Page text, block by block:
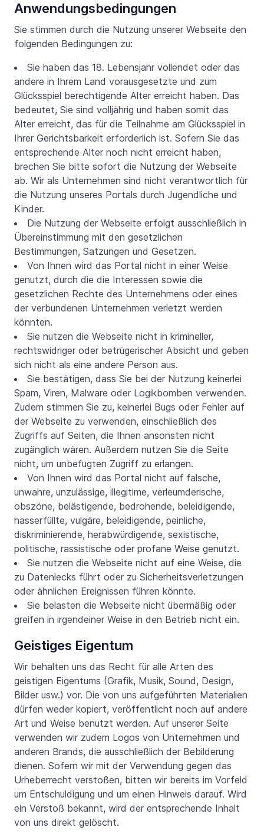
Anwendungsbedingungen
Sie stimmen durch die Nutzung unserer Webseite den
folgenden Bedingungen zu:
Sie haben das 18. Lebensjahr vollendet oder das
andere in Ihrem Land vorausgesetzte und zum
Glücksspiel berechtigende Alter erreicht haben. Das
bedeutet, Sie sind volljährig und haben somit das
Alter erreicht, das für die Teilnahme am Glücksspiel in
Ihrer Gerichtsbarkeit erforderlich ist. Sofern Sie das
entsprechende Alter noch nicht erreicht haben,
brechen Sie bitte sofort die Nutzung der Webseite
ab. Wir als Unternehmen sind nicht verantwortlich für
die Nutzung unseres Portals durch Jugendliche und
Kinder.
Die Nutzung der Webseite erfolgt ausschließlich in
Übereinstimmung mit den gesetzlichen
Bestimmungen, Satzungen und Gesetzen.
Von Ihnen wird das Portal nicht in einer Weise
genutzt, durch die die Interessen sowie die
gesetzlichen Rechte des Unternehmens oder eines
der verbundenen Unternehmen verletzt werden
könnten.
Sie nutzen die Webseite nicht in krimineller,
rechtswidriger oder betrügerischer Absicht und geben
sich nicht als eine andere Person aus.
Sie bestätigen, dass Sie bei der Nutzung keinerlei
Spam, Viren, Malware oder Logikbomben verwenden.
Zudem stimmen Sie zu, keinerlei Bugs oder Fehler auf
der Webseite zu verwenden, einschließlich des
Zugriffs auf Seiten, die Ihnen ansonsten nicht
zugänglich wären. Außerdem nutzen Sie die Seite
nicht, um unbefugten Zugriff zu erlangen.
Von Ihnen wird das Portal nicht auf falsche,
unwahre, unzulässige, illegitime, verleumderische,
obszöne, belästigende, bedrohende, beleidigende,
hasserfüllte, vulgäre, beleidigende, peinliche,
diskriminierende, herabwürdigende, sexistische,
politische, rassistische oder profane Weise genutzt.
Sie nutzen die Webseite nicht auf eine Weise, die
zu Datenlecks führt oder zu Sicherheitsverletzungen
oder ähnlichen Ereignissen führen könnte.
Sie belasten die Webseite nicht übermäßig oder
greifen in irgendeiner Weise in den Betrieb nicht ein.
Geistiges Eigentum
Wir behalten uns das Recht für alle Arten des
geistigen Eigentums (Grafik, Musik, Sound, Design,
Bilder usw.) vor. Die von uns aufgeführten Materialien
dürfen weder kopiert, veröffentlicht noch auf andere
Art und Weise benutzt werden. Auf unserer Seite
verwenden wir zudem Logos von Unternehmen und
anderen Brands, die ausschließlich der Bebilderung
dienen. Sofern wir mit der Verwendung gegen das
Urheberrecht verstoßen, bitten wir bereits im Vorfeld
um Entschuldigung und um einen Hinweis darauf. Wird
ein Verstoß bekannt, wird der entsprechende Inhalt
von uns direkt gelöscht.